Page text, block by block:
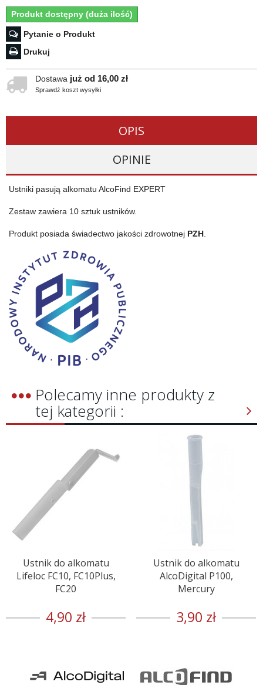
Produkt dostępny (duża ilość)
Pytanie o Produkt
Drukuj
Dostawa już od 16,00 zł
Sprawdź koszt wysyłki
OPIS
OPINIE
Ustniki pasują alkomatu AlcoFind EXPERT
Zestaw zawiera 10 sztuk ustników.
Produkt posiada świadectwo jakości zdrowotnej PZH
Polecamy inne produkty z
tej kategorii :
Ustnik do alkomatu
Lifeloc FC10, FC10Plus,
FC20
4,90 zł
Ustnik do alkomatu
AlcoDigital P100,
Mercury
3,90 zł